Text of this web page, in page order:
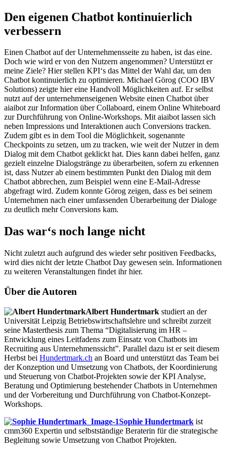
Den eigenen Chatbot kontinuierlich
verbessern
Einen Chatbot auf der Unternehmensseite zu haben, ist das eine.
Doch wie wird er von den Nutzern angenommen? Unterstützt er
meine Ziele? Hier stellen KPI‘s das Mittel der Wahl dar, um den
Chatbot kontinuierlich zu optimieren. Michael Görog (COO IBV
Solutions) zeigte hier eine Handvoll Möglichkeiten auf. Er selbst
nutzt auf der unternehmenseigenen Website einen Chatbot über
aiaibot zur Information über Collaboard, einem Online Whiteboard
zur Durchführung von Online-Workshops. Mit aiaibot lassen sich
neben Impressions und Interaktionen auch Conversions tracken.
Zudem gibt es in dem Tool die Möglichkeit, sogenannte
Checkpoints zu setzen, um zu tracken, wie weit der Nutzer in dem
Dialog mit dem Chatbot geklickt hat. Dies kann dabei helfen, ganz
gezielt einzelne Dialogstränge zu überarbeiten, sofern zu erkennen
ist, dass Nutzer ab einem bestimmten Punkt den Dialog mit dem
Chatbot abbrechen, zum Beispiel wenn eine E-Mail-Adresse
abgefragt wird. Zudem konnte Görog zeigen, dass es bei seinem
Unternehmen nach einer umfassenden Überarbeitung der Dialoge
zu deutlich mehr Conversions kam.
Das war‘s noch lange nicht
Nicht zuletzt auch aufgrund des wieder sehr positiven Feedbacks,
wird dies nicht der letzte Chatbot Day gewesen sein. Informationen
zu weiteren Veranstaltungen findet ihr hier.
Über die Autoren
Albert Hundertmark studiert an der
Universität Leipzig Betriebswirtschaftslehre und schreibt zurzeit
seine Masterthesis zum Thema “Digitalisierung im HR –
Entwicklung eines Leitfadens zum Einsatz von Chatbots im
Recruiting aus Unternehmenssicht”. Parallel dazu ist er seit diesem
Herbst bei Hundertmark.ch an Board und unterstützt das Team bei
der Konzeption und Umsetzung von Chatbots, der Koordinierung
und Steuerung von Chatbot-Projekten sowie der KPI Analyse,
Beratung und Optimierung bestehender Chatbots in Unternehmen
und der Vorbereitung und Durchführung von Chatbot-Konzept-
Workshops.
Sophie Hundertmark ist
cmm360 Expertin und selbstständige Beraterin für die strategische
Begleitung sowie Umsetzung von Chatbot Projekten.